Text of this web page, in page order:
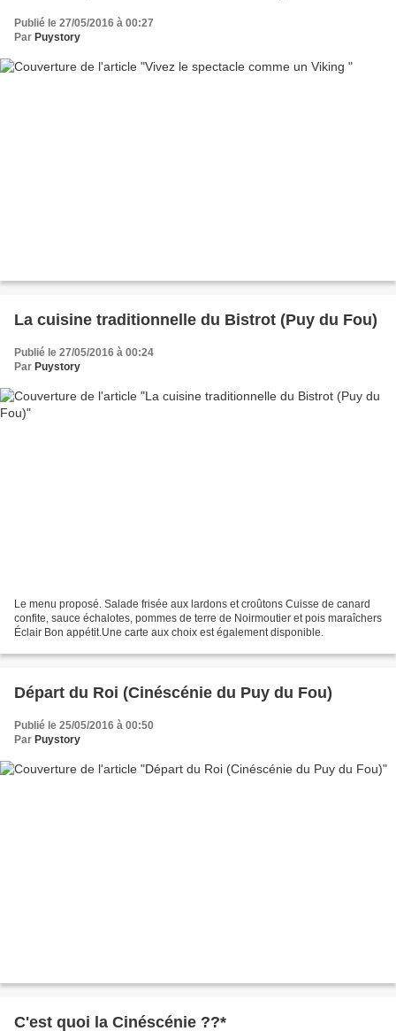
Publié le 27/05/2016 à 00:27
Par Puystory
La cuisine traditionnelle du Bistrot (Puy du Fou)
Publié le 27/05/2016 à 00:24
Par Puystory
Le menu proposé. Salade frisée aux lardons et croûtons Cuisse de canard
confite, sauce échalotes, pommes de terre de Noirmoutier et pois maraîchers
Éclair Bon appétit.Une carte aux choix est également disponible.
Départ du Roi (Cinéscénie du Puy du Fou)
Publié le 25/05/2016 à 00:50
Par Puystory
C'est quoi la Cinéscénie ??*